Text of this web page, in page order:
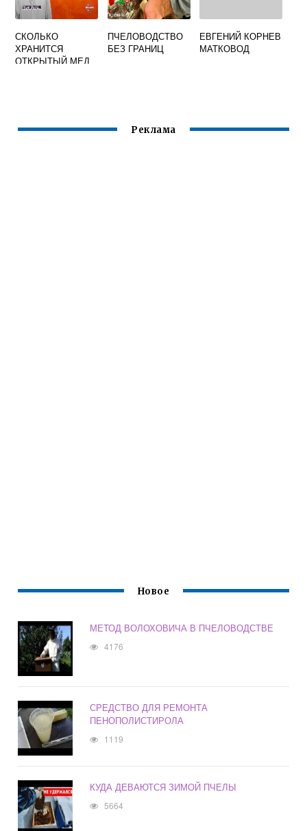
СКОЛЬКО
ХРАНИТСЯ
ОТКРЫТЫЙ МЕД
ПЧЕЛОВОДСТВО
БЕЗ ГРАНИЦ
ЕВГЕНИЙ КОРНЕВ
МАТКОВОД
Реклама
Новое
МЕТОД ВОЛОХОВИЧА В ПЧЕЛОВОДСТВЕ
4176
СРЕДСТВО ДЛЯ РЕМОНТА
ПЕНОПОЛИСТИРОЛА
1119
КУДА ДЕВАЮТСЯ ЗИМОЙ ПЧЕЛЫ
5664